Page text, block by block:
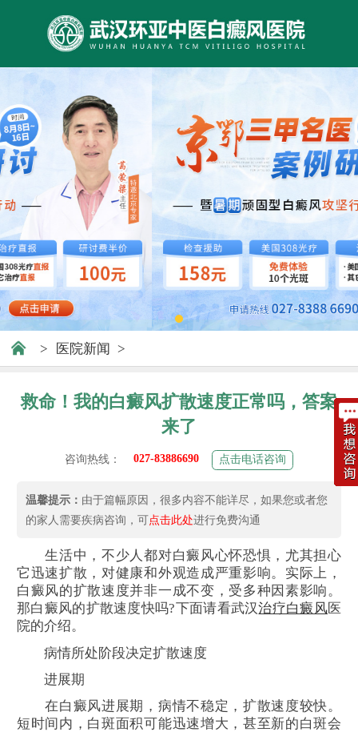
> 医院新闻 >
救命！我的白癜风扩散速度正常吗，答案
来了
咨询热线： 027-83886690 点击电话咨询
温馨提示： 由于篇幅原因，很多内容不能详尽，如果您或者您
的家人需要疾病咨询，可点击此处进行免费沟通
生活中，不少人都对白癜风心怀恐惧，尤其担心
它迅速扩散，对健康和外观造成严重影响。实际上，
白癜风的扩散速度并非一成不变，受多种因素影响。
那白癜风的扩散速度快吗?下面请看武汉治疗白癜风医
院的介绍。
病情所处阶段决定扩散速度
进展期
在白癜风进展期，病情不稳定，扩散速度较快。
短时间内，白斑面积可能迅速增大，甚至新的白斑会